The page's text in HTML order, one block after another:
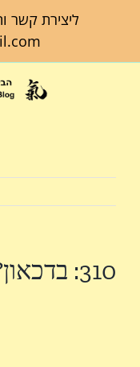
ליצירת קשר
310: בדכאון? תאכלו ברוקולי